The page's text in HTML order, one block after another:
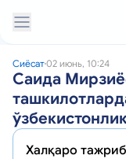
Сиёсат02 июнь, 10:24
Саида
Халқаро